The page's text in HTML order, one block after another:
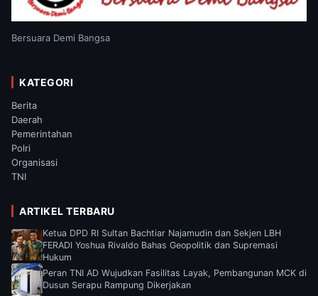
Bersuara Demi Bangsa
KATEGORI
Berita
Daerah
Pemerintahan
Polri
Organisasi
TNI
ARTIKEL TERBARU
Ketua DPD RI Sultan Bachtiar Najamudin dan Sekjen LBH
FERADI Yoshua Rivaldo Bahas Geopolitik dan Supremasi
Hukum
Peran TNI AD Wujudkan Fasilitas Layak, Pembangunan MCK di
Dusun Serapu Rampung Dikerjakan